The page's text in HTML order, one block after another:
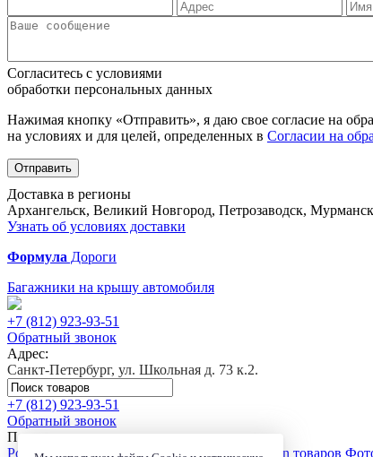
Согласитесь с условиями
обработки персональных данных
Нажимая кнопку «Отправить», я даю свое согласие на
на условиях и для целей, определенных в Согласии на
Отправить
Доставка в регионы
Архангельск, Великий Новгород, Петрозаводск,
Узнать об условиях доставки
Формула Дороги
Багажники на крышу автомобиля
+7 (812) 923-93-51
Обратный звонок
Адрес:
Санкт-Петербург, ул. Школьная д. 73 к.2.
+7 (812) 923-93-51
Обратный звонок
Покупателю
Розничный магазин Доставка Сервис Trade-in товаров